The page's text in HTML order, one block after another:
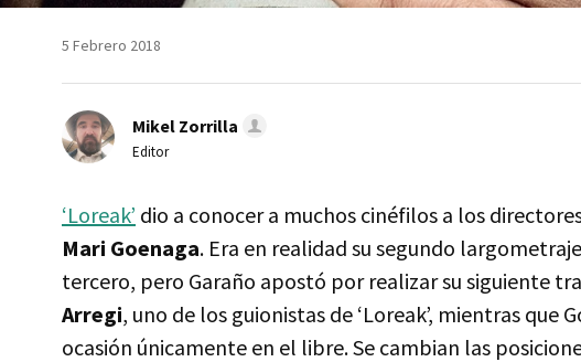
5 Febrero 2018
Mikel Zorrilla
Editor
‘Loreak’ dio a conocer a muchos cinéfilos a los
Mari Goenaga. Era en realidad su segundo
tercero, pero Garaño apostó por realizar su siguiente
Arregi, uno de los guionistas de ‘Loreak’, mientras que
ocasión únicamente en el libre. Se cambian las